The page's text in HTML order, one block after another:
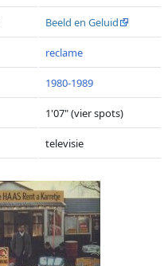
Beeld en Geluid
reclame
1980-1989
1'07" (vier spots)
televisie